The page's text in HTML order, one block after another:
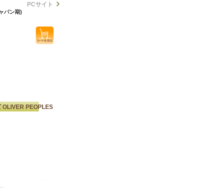
パン期)
PCサイト
OLIVER PEOPLES